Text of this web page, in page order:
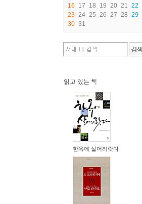
16
17 18 19 20 21
22
23 24 25 26 27 28 29
30 31
읽고 있는 책
한옥에 살어리랏다